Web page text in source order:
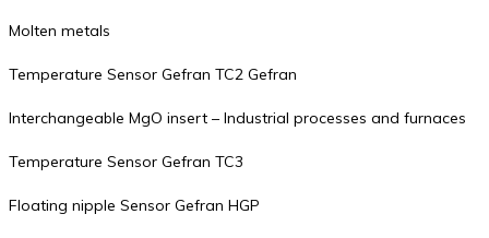
Molten metals
Temperature Sensor Gefran TC2 Gefran
Interchangeable MgO insert – Industrial processes and furnaces
Temperature Sensor Gefran TC3
Floating nipple Sensor Gefran HGP